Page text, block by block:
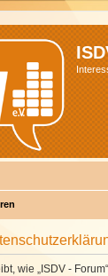
wie „ISDV -